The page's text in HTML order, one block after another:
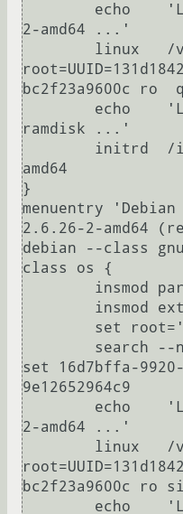
2-amd64 ...'
bc2f23a9600c ro
ramdisk ...'
amd64
}
menuentry
2.6.26-2-amd64
debian --class
class os {
set 16d7bffa-
9e12652964c9
2-amd64 ...'
bc2f23a9600c ro